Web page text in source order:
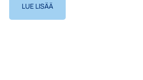
LUE LISÄÄ